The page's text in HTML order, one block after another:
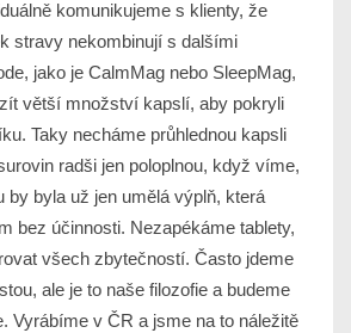
komunikujeme s klienty, že
stravy nekombinují s dalšími
jako je CalmMag nebo SleepMag,
větší množství kapslí, aby pokryli
Taky necháme průhlednou kapsli
radši jen poloplnou, když víme,
by byla už jen umělá výplň, která
bez účinnosti. Nezapékáme tablety,
všech zbytečností. Často jdeme
ale je to naše filozofie a budeme
Vyrábíme v ČR a jsme na to náležitě